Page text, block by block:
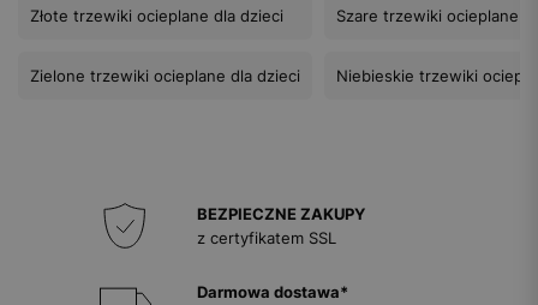
Złote trzewiki ocieplane dla dzieci
Zielone trzewiki ocieplane dla dzieci
Szare trzewiki ocieplane
Niebieskie trzewiki
BEZPIECZNE ZAKUPY
z certyfikatem SSL
Darmowa dostawa*